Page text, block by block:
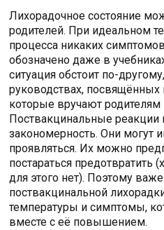
Лихорадочное состояние
родителей. При идеальном
процесса никаких
обозначено даже в
ситуация обстоит по-
руководствах,
которые вручают
Поствакцинальные реакции
закономерность. Они могут
проявляться. Их можно
постараться предотвратить
для этого нет). Поэтому
поствакцинальной
температуры и симптомы,
вместе с её повышением.